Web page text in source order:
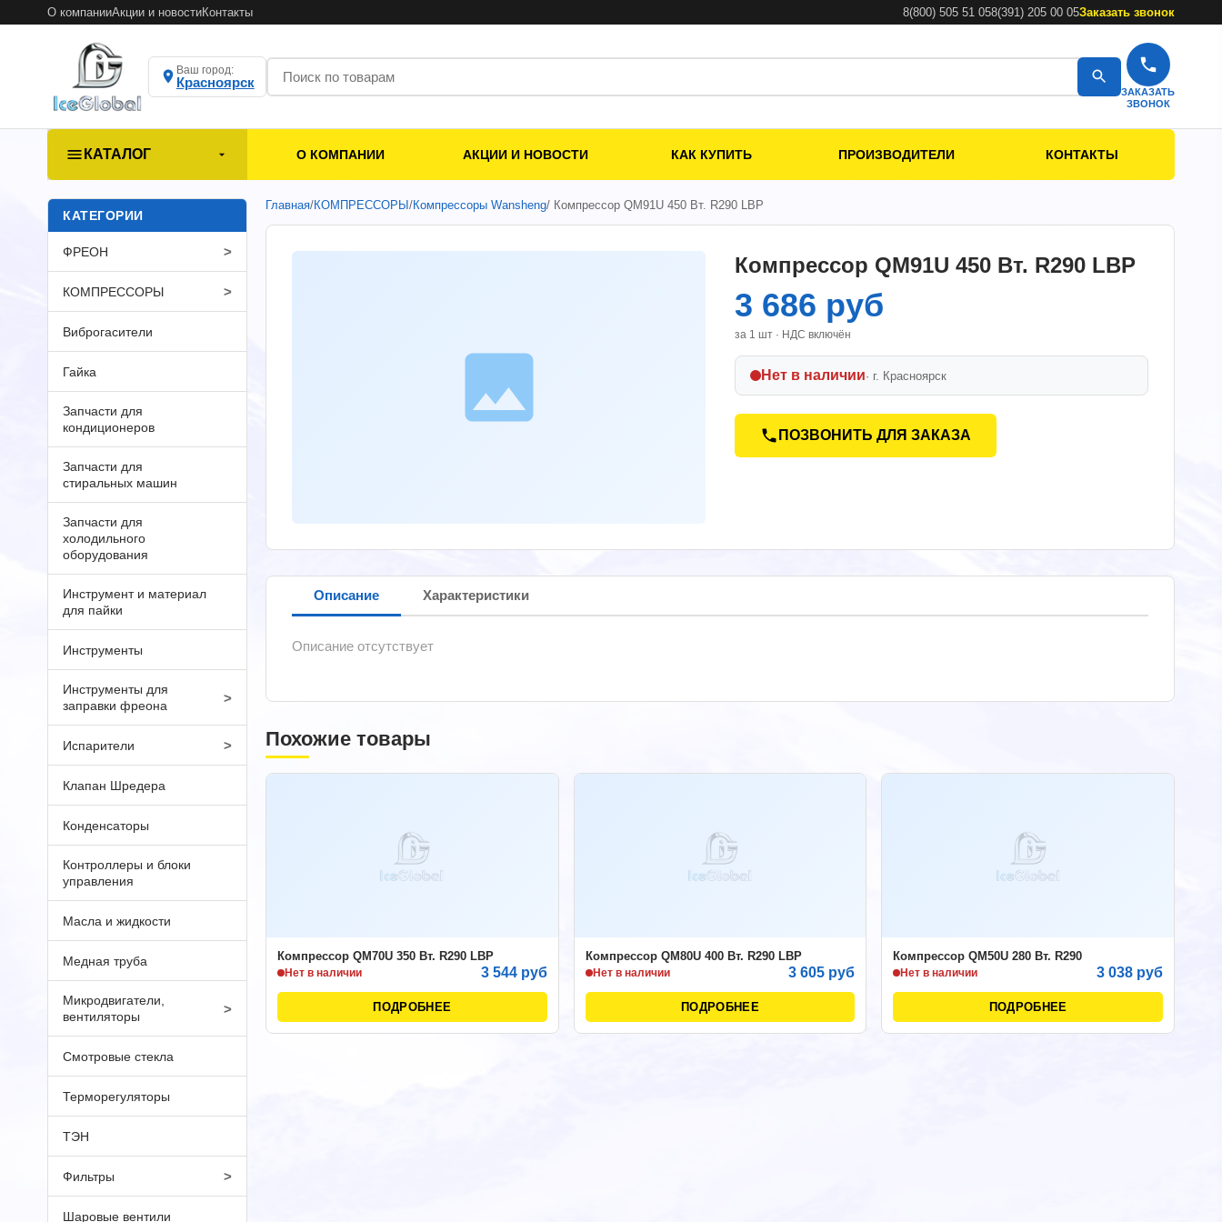
О компанииАкции и новостиКонтакты 8(800) 505 51 058(391) 205 00 05Заказать звонок
Ваш город:
Красноярск
ЗАКАЗАТЬ
ЗВОНОК
КАТАЛОГ О КОМПАНИИ АКЦИИ И НОВОСТИ КАК КУПИТЬ ПРОИЗВОДИТЕЛИ КОНТАКТЫ
КАТЕГОРИИ
ФРЕОН >
КОМПРЕССОРЫ >
Виброгасители
Гайка
Запчасти для
кондиционеров
Запчасти для
стиральных машин
Запчасти для
холодильного
оборудования
Инструмент и материал
для пайки
Инструменты
Инструменты для
заправки фреона
>
Испарители >
Клапан Шредера
Конденсаторы
Контроллеры и блоки
управления
Масла и жидкости
Медная труба
Микродвигатели,
вентиляторы
>
Смотровые стекла
Терморегуляторы
ТЭН
Фильтры >
Шаровые вентили
Главная/КОМПРЕССОРЫ /Компрессоры Wansheng/ Компрессор QM91U 450 Вт. R290 LBP
Компрессор QM91U 450 Вт. R290 LBP
3 686 руб
за 1 шт · НДС включён
Нет в наличии· г. Красноярск
ПОЗВОНИТЬ ДЛЯ ЗАКАЗА
Описание Характеристики
Описание отсутствует
Похожие товары
Компрессор QM70U 350 Вт. R290 LBP
Нет в наличии 3 544 руб
ПОДРОБНЕЕ
Компрессор QM80U 400 Вт. R290 LBP
Нет в наличии 3 605 руб
ПОДРОБНЕЕ
Компрессор QM50U 280 Вт. R290
Нет в наличии 3 038 руб
ПОДРОБНЕЕ